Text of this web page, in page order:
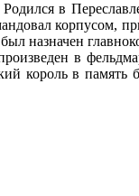
в
корпусом,
в
в память